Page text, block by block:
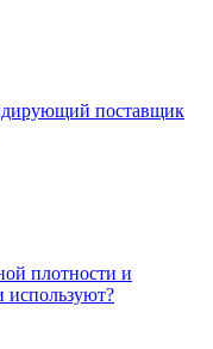
поставщик
плотности и
используют?